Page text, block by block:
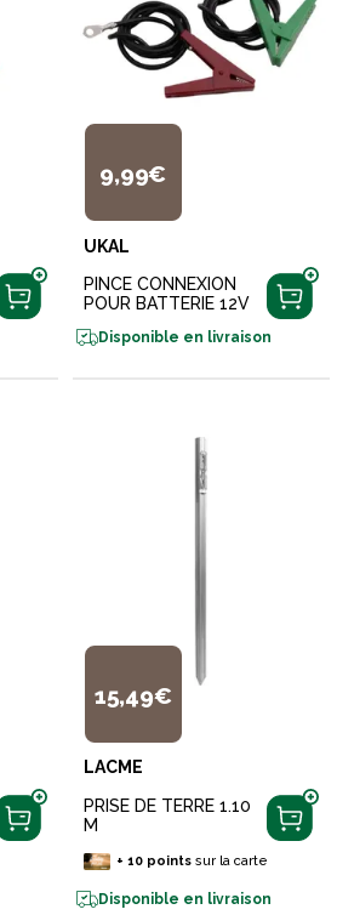
9,99€
UKAL
PINCE CONNEXION
POUR BATTERIE 12V
Disponible en livraison
15,49€
LACME
PRISE DE TERRE 1.10
M
+ 10pointssur la carte
Disponible en livraison